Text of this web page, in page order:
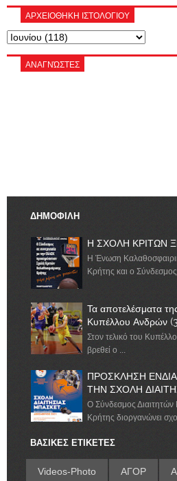
ΑΡΧΕΙΟΘΗΚΗ ΙΣΤΟΛΟΓΙΟΥ
ΑΝΑΓΝΏΣΤΕΣ
ΔΗΜΟΦΙΛΗ
Η ΣΧΟΛΗ ΚΡΙΤΩΝ
Η Ένωση
Κρήτης και ο
Τα αποτελέσματα
Κυπέλλου Ανδρών
Στον τελικό του
βρεθεί ο ...
ΠΡΟΣΚΛΗΣΗ
ΤΗΝ ΣΧΟΛΗ
Ο Σύνδεσμος
Κρήτης διοργανώνει
ΒΑΣΙΚΕΣ ΕΤΙΚΕΤΕΣ
Videos-Photo ΑΓΟΡ